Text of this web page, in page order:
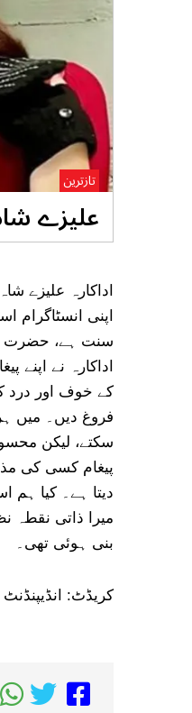
علیزے
تازترین
اداکارہ علیزے
اپنی
سنت ہے، حضرت
اداکارہ نے اپنے
کے خوف اور درد
فروغ دیں۔ میں
سکتے، لیکن
پیغام کسی کی
دیتا ہے۔ کیا ہم
میرا ذاتی نقطہ
بنی ہوئی تھی۔
کریڈٹ: